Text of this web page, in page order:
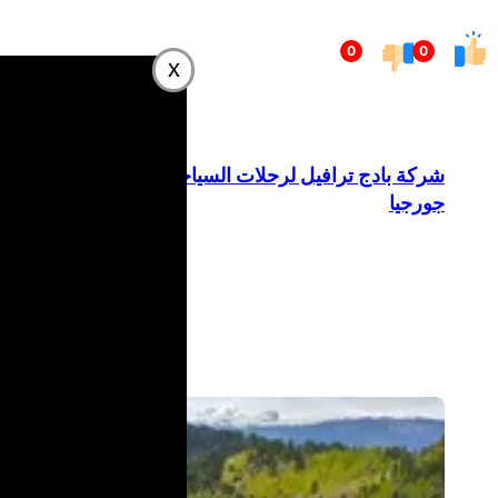
x
0
0إلى
شركة بادج ترافيل لرحلات السياحة في
جورجيا